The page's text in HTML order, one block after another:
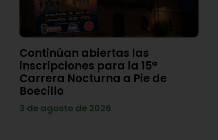
Continúan abiertas las
inscripciones para la 15ª
Carrera Nocturna a Pie de
Boecillo
3 de agosto de 2026